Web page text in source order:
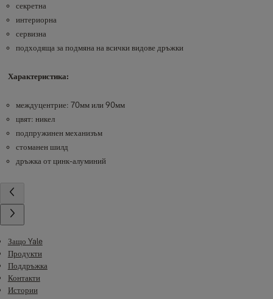
секретна
интериорна
сервизна
подходяща за подмяна на всички видове дръжки
Характеристика:
междуцентрие: 70мм или 90мм
цвят: никел
подпружинен механизъм
стоманен шилд
дръжка от цинк-алуминий
Защо Yale
Продукти
Поддръжка
Контакти
Истории